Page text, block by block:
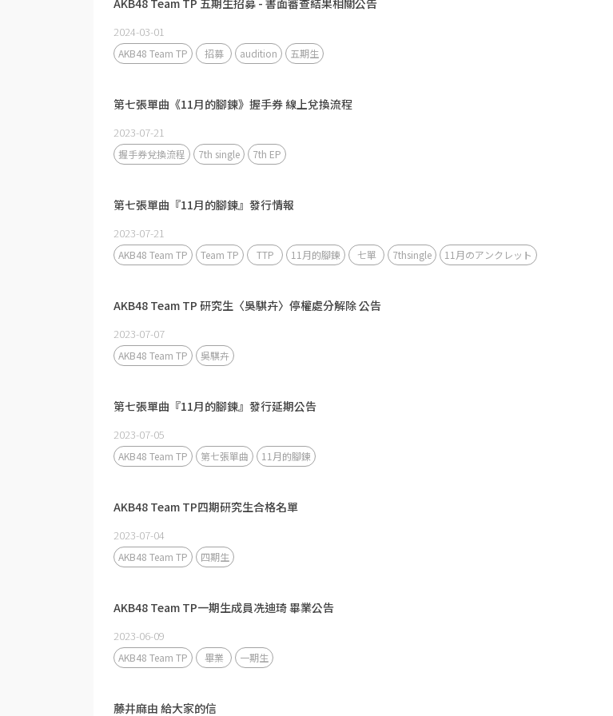
AKB48 Team TP 五期生招募 - 書面審查結果相關公告
2024-03-01
AKB48 Team TP 招募 audition 五期生
第七張單曲《11月的腳鍊》握手券 線上兌換流程
2023-07-21
握手券兌換流程 7th single 7th EP
第七張單曲『11月的腳鍊』發行情報
2023-07-21
AKB48 Team TP Team TP TTP 11月的腳鍊 七單 7thsingle 11月のアンクレット
AKB48 Team TP 研究生〈吳騏卉〉停權處分解除 公告
2023-07-07
AKB48 Team TP 吳騏卉
第七張單曲『11月的腳鍊』發行延期公告
2023-07-05
AKB48 Team TP 第七張單曲 11月的腳鍊
AKB48 Team TP四期研究生合格名單
2023-07-04
AKB48 Team TP 四期生
AKB48 Team TP一期生成員冼迪琦 畢業公告
2023-06-09
AKB48 Team TP 畢業 一期生
藤井麻由 給大家的信